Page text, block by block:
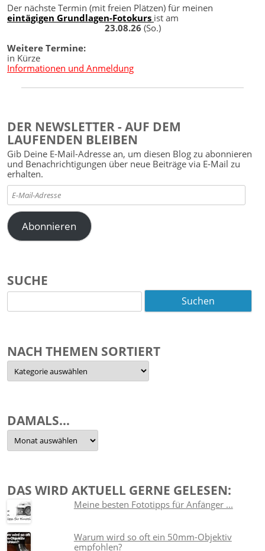
Der nächste Termin (mit freien Plätzen) für meinen
eintägigen Grundlagen-Fotokurs ist am
23.08.26 (So.)
Weitere Termine:
in Kürze
Informationen und Anmeldung
DER NEWSLETTER - AUF DEM
LAUFENDEN BLEIBEN
Gib Deine E-Mail-Adresse an, um diesen Blog zu abonnieren
und Benachrichtigungen über neue Beiträge via E-Mail zu
erhalten.
E-
Mail-
Adresse
Abonnieren
SUCHE
nach:
NACH THEMEN SORTIERT
Nach
Themen
sortiert
DAMALS…
Damals…
DAS WIRD AKTUELL GERNE GELESEN:
Meine besten Fototipps für Anfänger ...
Warum wird so oft ein 50mm-Objektiv
empfohlen?